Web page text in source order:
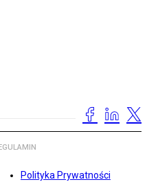
Polityka Prywatności